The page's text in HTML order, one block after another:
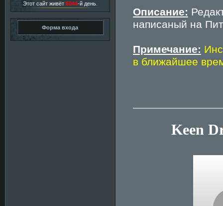
Этот сайт живёт 6044-й день.
Форма входа
Описание:
написаный на
Примечание:
в ближайшее
Keen